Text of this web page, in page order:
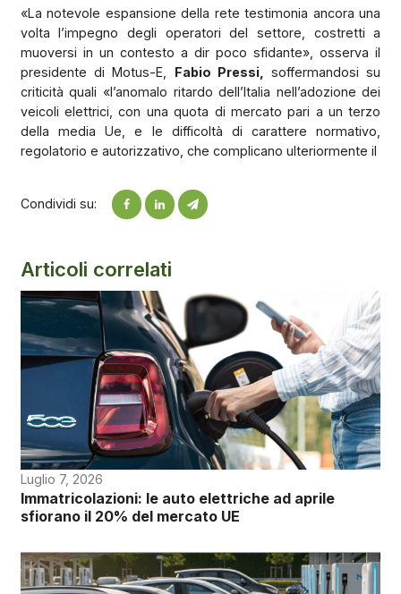
«La notevole espansione della rete testimonia ancora una
volta l’impegno degli operatori del settore, costretti a
muoversi in un contesto a dir poco sfidante», osserva il
presidente di Motus-E, Fabio Pressi,
soffermandosi su
criticità quali «l’anomalo ritardo dell’Italia nell’adozione dei
veicoli elettrici, con una quota di mercato pari a un terzo
della media Ue, e le difficoltà di carattere normativo,
regolatorio e autorizzativo, che complicano ulteriormente il
Condividi su:
Articoli correlati
Luglio 7, 2026
Immatricolazioni: le auto elettriche ad aprile
sfiorano il 20% del mercato UE